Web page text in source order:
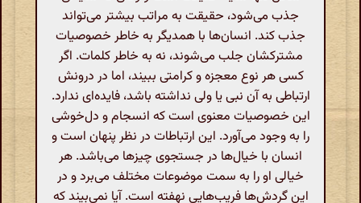
جذب می‌شود، حقیقت به مراتب بیشتر می‌تواند
جذب کند. انسان‌ها با همدیگر به خاطر خصوصیات
مشترکشان جلب می‌شوند، نه به خاطر کلمات. اگر
کسی هر نوع معجزه و کرامتی ببیند، اما در درونش
ارتباطی به آن نبی یا ولی نداشته باشد، فایده‌ای ندارد.
این خصوصیات معنوی است که انسجام و دل‌خوشی
را به وجود می‌آورد. این ارتباطات در نظر پنهان است و
انسان با خیال‌ها در جستجوی چیزها می‌باشد. هر
خیالی او را به سمت موضوعات مختلف می‌برد و در
این گردش‌ها فریب‌هایی نهفته است. آیا نمی‌بیند که